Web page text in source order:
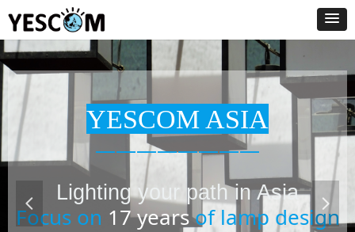
YESCOM ASIA
————————
Lighting your path in Asia
Focus on 17 yearsof lamp design
넳 넲